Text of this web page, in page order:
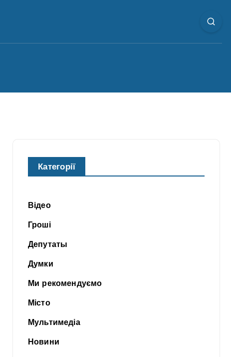
Категорії
Відео
Гроші
Депутаты
Думки
Ми рекомендуємо
Місто
Мультимедіа
Новини